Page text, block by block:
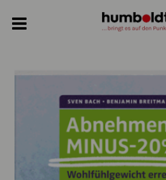
NEUHEITEN
BÜCHER
ÜBER UNS